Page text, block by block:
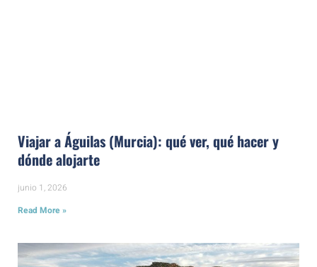
Viajar a Águilas (Murcia): qué ver, qué hacer y
dónde alojarte
junio 1, 2026
Read More »